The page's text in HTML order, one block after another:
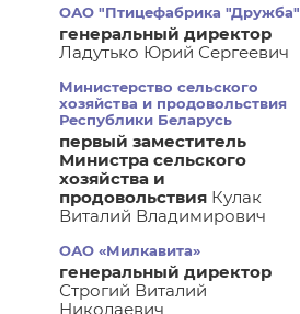
ОАО "Птицефабрика "Дружба"
генеральный директор
Ладутько Юрий Сергеевич
Министерство сельского
хозяйства и продовольствия
Республики Беларусь
первый заместитель
Министра сельского
хозяйства и
продовольствия Кулак
Виталий Владимирович
ОАО «Милкавита»
генеральный директор
Строгий Виталий
Николаевич